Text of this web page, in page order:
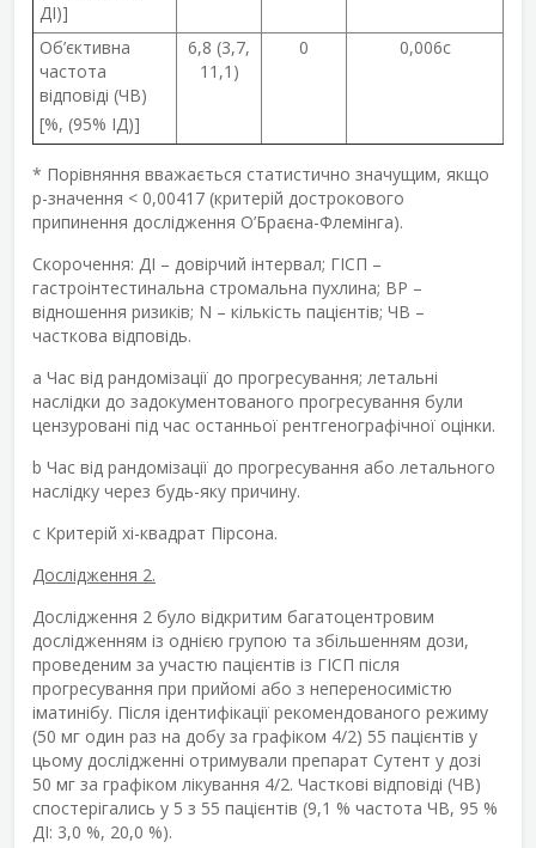
ДІ)]
Об’єктивна
частота
відповіді (ЧВ)
[%, (95% ІД)]
6,8 (3,7,
11,1)
0 0,006c
* Порівняння вважається статистично значущим, якщо
р-значення < 0,00417 (критерій дострокового
припинення дослідження О’Браєна-Флемінга).
Скорочення: ДІ – довірчий інтервал; ГІСП –
гастроінтестинальна стромальна пухлина; ВР –
відношення ризиків; N – кількість пацієнтів; ЧВ –
часткова відповідь.
a Час від рандомізації до прогресування; летальні
наслідки до задокументованого прогресування були
цензуровані під час останньої рентгенографічної оцінки.
b Час від рандомізації до прогресування або летального
наслідку через будь-яку причину.
c Критерій хі-квадрат Пірсона.
Дослідження 2.
Дослідження 2 було відкритим багатоцентровим
дослідженням із однією групою та збільшенням дози,
проведеним за участю пацієнтів із ГІСП після
прогресування при прийомі або з непереносимістю
іматинібу. Після ідентифікації рекомендованого режиму
(50 мг один раз на добу за графіком 4/2) 55 пацієнтів у
цьому дослідженні отримували препарат Сутент у дозі
50 мг за графіком лікування 4/2. Часткові відповіді (ЧВ)
спостерігались у 5 з 55 пацієнтів (9,1 % частота ЧВ, 95 %
ДІ: 3,0 %, 20,0 %).